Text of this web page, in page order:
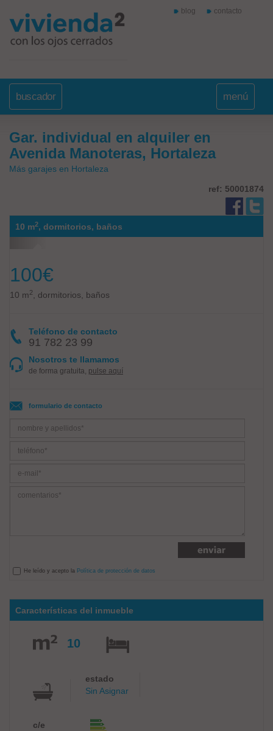
blog contacto
buscador menú
Gar. individual en alquiler en
Avenida Manoteras, Hortaleza
Más garajes en Hortaleza
ref: 50001874
10 m2, dormitorios, baños
100€
10 m2 , dormitorios, baños
Teléfono de contacto
91 782 23 99
Nosotros te llamamos
de forma gratuita, pulse aquí
formulario de contacto
He leído y acepto la Política de protección de datos
Características del inmueble
10
estado
Sin Asignar
c/e